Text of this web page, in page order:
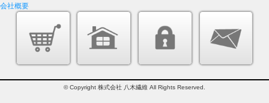
会社概要
© Copyright 株式会社 八木繊維 All Rights Reserved.